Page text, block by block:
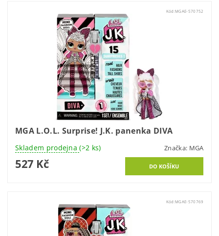
Kód: MGAE-570752
MGA L.O.L. Surprise! J.K. panenka DIVA
Skladem prodejna(>2 ks) Značka: MGA
527 Kč
Kód:MGAE-570769